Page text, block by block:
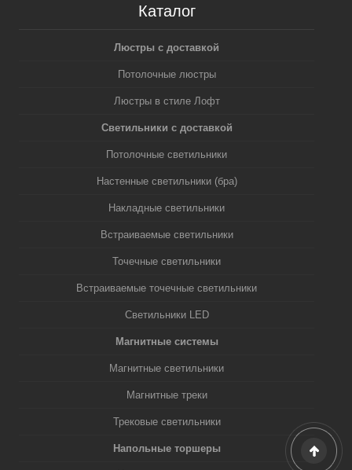
Каталог
Люстры с доставкой
Потолочные люстры
Люстры в стиле Лофт
Светильники с доставкой
Потолочные светильники
Настенные светильники (бра)
Накладные светильники
Встраиваемые светильники
Точечные светильники
Встраиваемые точечные светильники
Светильники LED
Магнитные системы
Магнитные светильники
Магнитные треки
Трековые светильники
Напольные торшеры